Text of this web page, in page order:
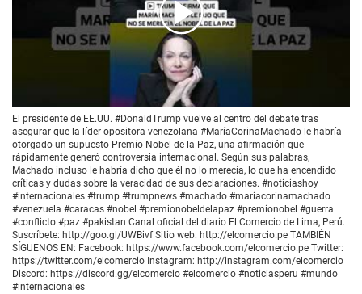
00:45
El presidente de EE.UU. #DonaldTrump vuelve al centro del debate tras
asegurar que la líder opositora venezolana #MaríaCorinaMachado le habría
otorgado un supuesto Premio Nobel de la Paz, una afirmación que
rápidamente generó controversia internacional. Según sus palabras,
Machado incluso le habría dicho que él no lo merecía, lo que ha encendido
críticas y dudas sobre la veracidad de sus declaraciones. #noticiashoy
#internacionales #trump #trumpnews #machado #mariacorinamachado
#venezuela #caracas #nobel #premionobeldelapaz #premionobel #guerra
#conflicto #paz #pakistan Canal oficial del diario El Comercio de Lima, Perú.
Suscríbete: http://goo.gl/UWBivf Sitio web: http://elcomercio.pe TAMBIÉN
SÍGUENOS EN: Facebook: https://www.facebook.com/elcomercio.pe Twitter:
https://twitter.com/elcomercio Instagram: http://instagram.com/elcomercio
Discord: https://discord.gg/elcomercio #elcomercio #noticiasperu #mundo
#internacionales